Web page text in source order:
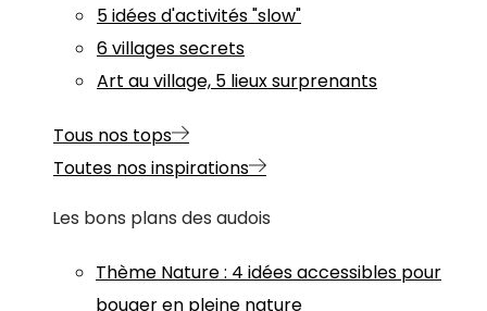
5 idées d'activités "slow"
6 villages secrets
Art au village, 5 lieux surprenants
Tous nos tops
Toutes nos inspirations
Les bons plans des audois
Thème Nature: 4 idées accessibles pour
bouger en pleine nature